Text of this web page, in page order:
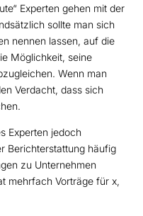
Experten gehen mit der
sollte man sich
nennen lassen, auf die
Möglichkeit, seine
Wenn man
Verdacht, dass sich
Experten jedoch
Berichterstattung häufig
zu Unternehmen
mehrfach Vorträge für x,